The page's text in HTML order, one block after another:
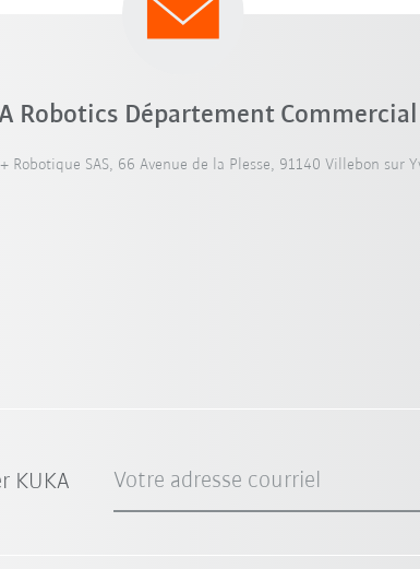
Robotics Département Commercial
Robotique SAS, 66 Avenue de la Plesse, 91140 Villebon sur
KUKA Votre adresse courriel